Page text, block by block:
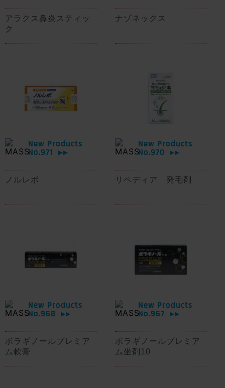
アラクス鼻炎スティッ
ク
ナゾネックス
New Products
No.971
▶▶
ノルレボ
New Products
No.970
▶▶
リペディア 発毛剤
New Products
No.968
▶▶
ボラギノールプレミア
ム軟膏
New Products
No.967
▶▶
ボラギノールプレミア
ム坐剤10